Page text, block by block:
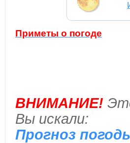
Приметы о погоде
ВНИМАНИЕ!
Вы искали:
Прогноз